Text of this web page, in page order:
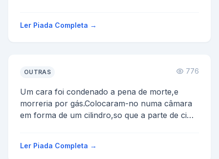
O pai, se...
Ler Piada Completa →
OUTRAS 776
Um cara foi condenado a pena de morte,e
morreria por gás.Colocaram-no numa câmara
em forma de um cilindro,so que a parte de cima
Ler Piada Completa →